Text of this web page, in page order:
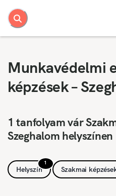
Munkavédelmi
képzések –
1 tanfolyam vár
Szeghalom helyszínen
1
Helyszín Szakmai